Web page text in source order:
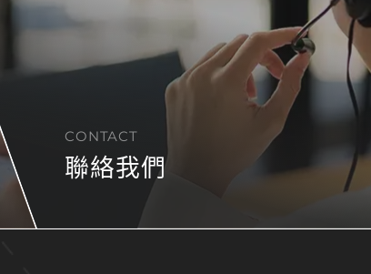
CONTACT
聯絡我們